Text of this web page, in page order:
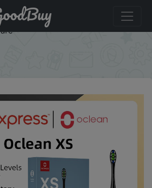
Oclean XS Smart Sonic Electric
Whisper Brushing Teeth Whiten